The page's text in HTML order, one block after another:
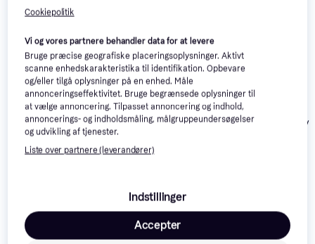
Pro LT Offset
Pro Tharsis XC 27.400
Pro Vibe Alloy
Læs om produktet
Cookiepolitik
Vi og vores partnere behandler data for at levere
Bruge præcise geografiske placeringsoplysninger. Aktivt
scanne enhedskarakteristika til identifikation. Opbevare
og/eller tilgå oplysninger på en enhed. Måle
annonceringseffektivitet. Bruge begrænsede oplysninger til
at vælge annoncering. Tilpasset annoncering og indhold,
annoncerings- og indholdsmåling, målgruppeundersøgelser
og udvikling af tjenester.
Liste over partnere (leverandører)
Indstillinger
Accepter